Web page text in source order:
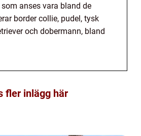
anses vara bland de
border collie, pudel, tysk
och dobermann, bland
fler inlägg här